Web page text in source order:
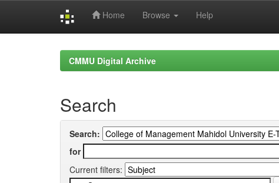
Home Browse Help
CMMU Digital Archive
Search
Search:
for
Current filters: